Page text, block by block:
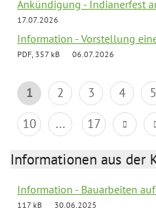
Ankündigung - Indianerfest
17.07.2026
Information - Vorstellung
PDF, 357 kB 06.07.2026
1 2 3 4 5
10
... 17
Informationen aus der
Information - Bauarbeiten
117 kB
30.06.2025